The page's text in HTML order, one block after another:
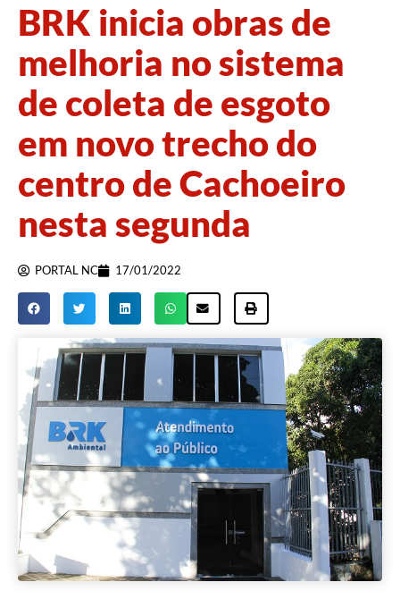
BRK inicia obras de
melhoria no sistema
de coleta de esgoto
em novo trecho do
centro de Cachoeiro
nesta segunda
PORTAL NC 17/01/2022